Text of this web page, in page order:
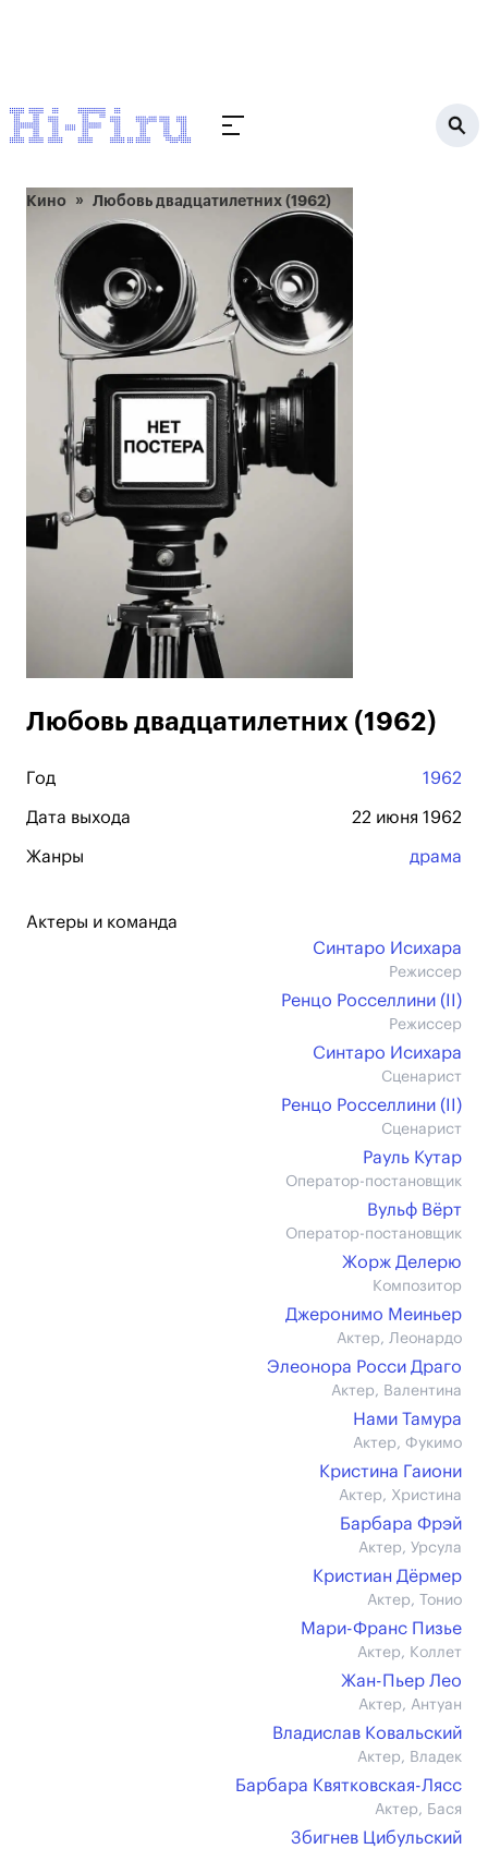
Кино Любовь двадцатилетних (1962)
Любовь двадцатилетних (1962)
Год 1962
Дата выхода 22 июня 1962
Жанры драма
Актеры и команда
Синтаро Исихара
Режиссер
Ренцо Росселлини (II)
Режиссер
Синтаро Исихара
Сценарист
Ренцо Росселлини (II)
Сценарист
Рауль Кутар
Оператор-постановщик
Вульф Вёрт
Оператор-постановщик
Жорж Делерю
Композитор
Джеронимо Меиньер
Актер, Леонардо
Элеонора Росси Драго
Актер, Валентина
Нами Тамура
Актер, Фукимо
Кристина Гаиони
Актер, Христина
Барбара Фрэй
Актер, Урсула
Кристиан Дёрмер
Актер, Тонио
Мари-Франс Пизье
Актер, Коллет
Жан-Пьер Лео
Актер, Антуан
Владислав Ковальский
Актер, Владек
Барбара Квятковская-Лясс
Актер, Бася
Збигнев Цибульский